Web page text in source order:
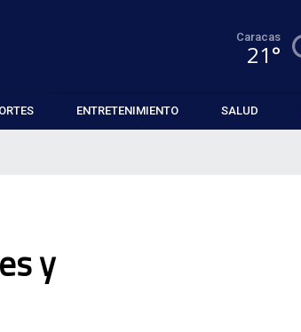
Caracas
21°
ENTRETENIMIENTO SALUD
y